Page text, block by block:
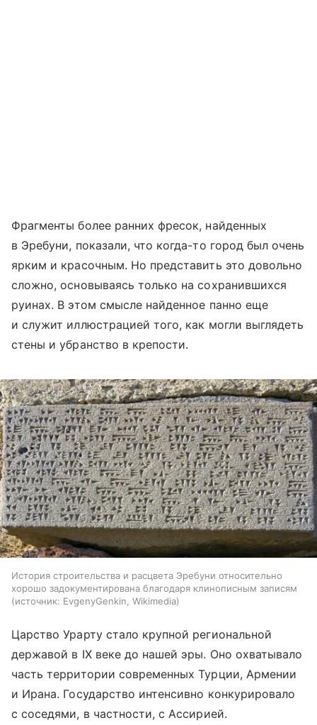
Фрагменты более ранних фресок, найденных
в Эребуни, показали, что когда-то город был очень
ярким и красочным. Но представить это довольно
сложно, основываясь только на сохранившихся
руинах. В этом смысле найденное панно еще
и служит иллюстрацией того, как могли выглядеть
стены и убранство в крепости.
История строительства и расцвета Эребуни относительно
хорошо задокументирована благодаря клинописным записям
источник: EvgenyGenkin, Wikimedia
Царство Урарту стало крупной региональной
державой в IX веке до нашей эры. Оно охватывало
часть территории современных Турции, Армении
и Ирана. Государство интенсивно конкурировало
с соседями, в частности, с Ассирией.